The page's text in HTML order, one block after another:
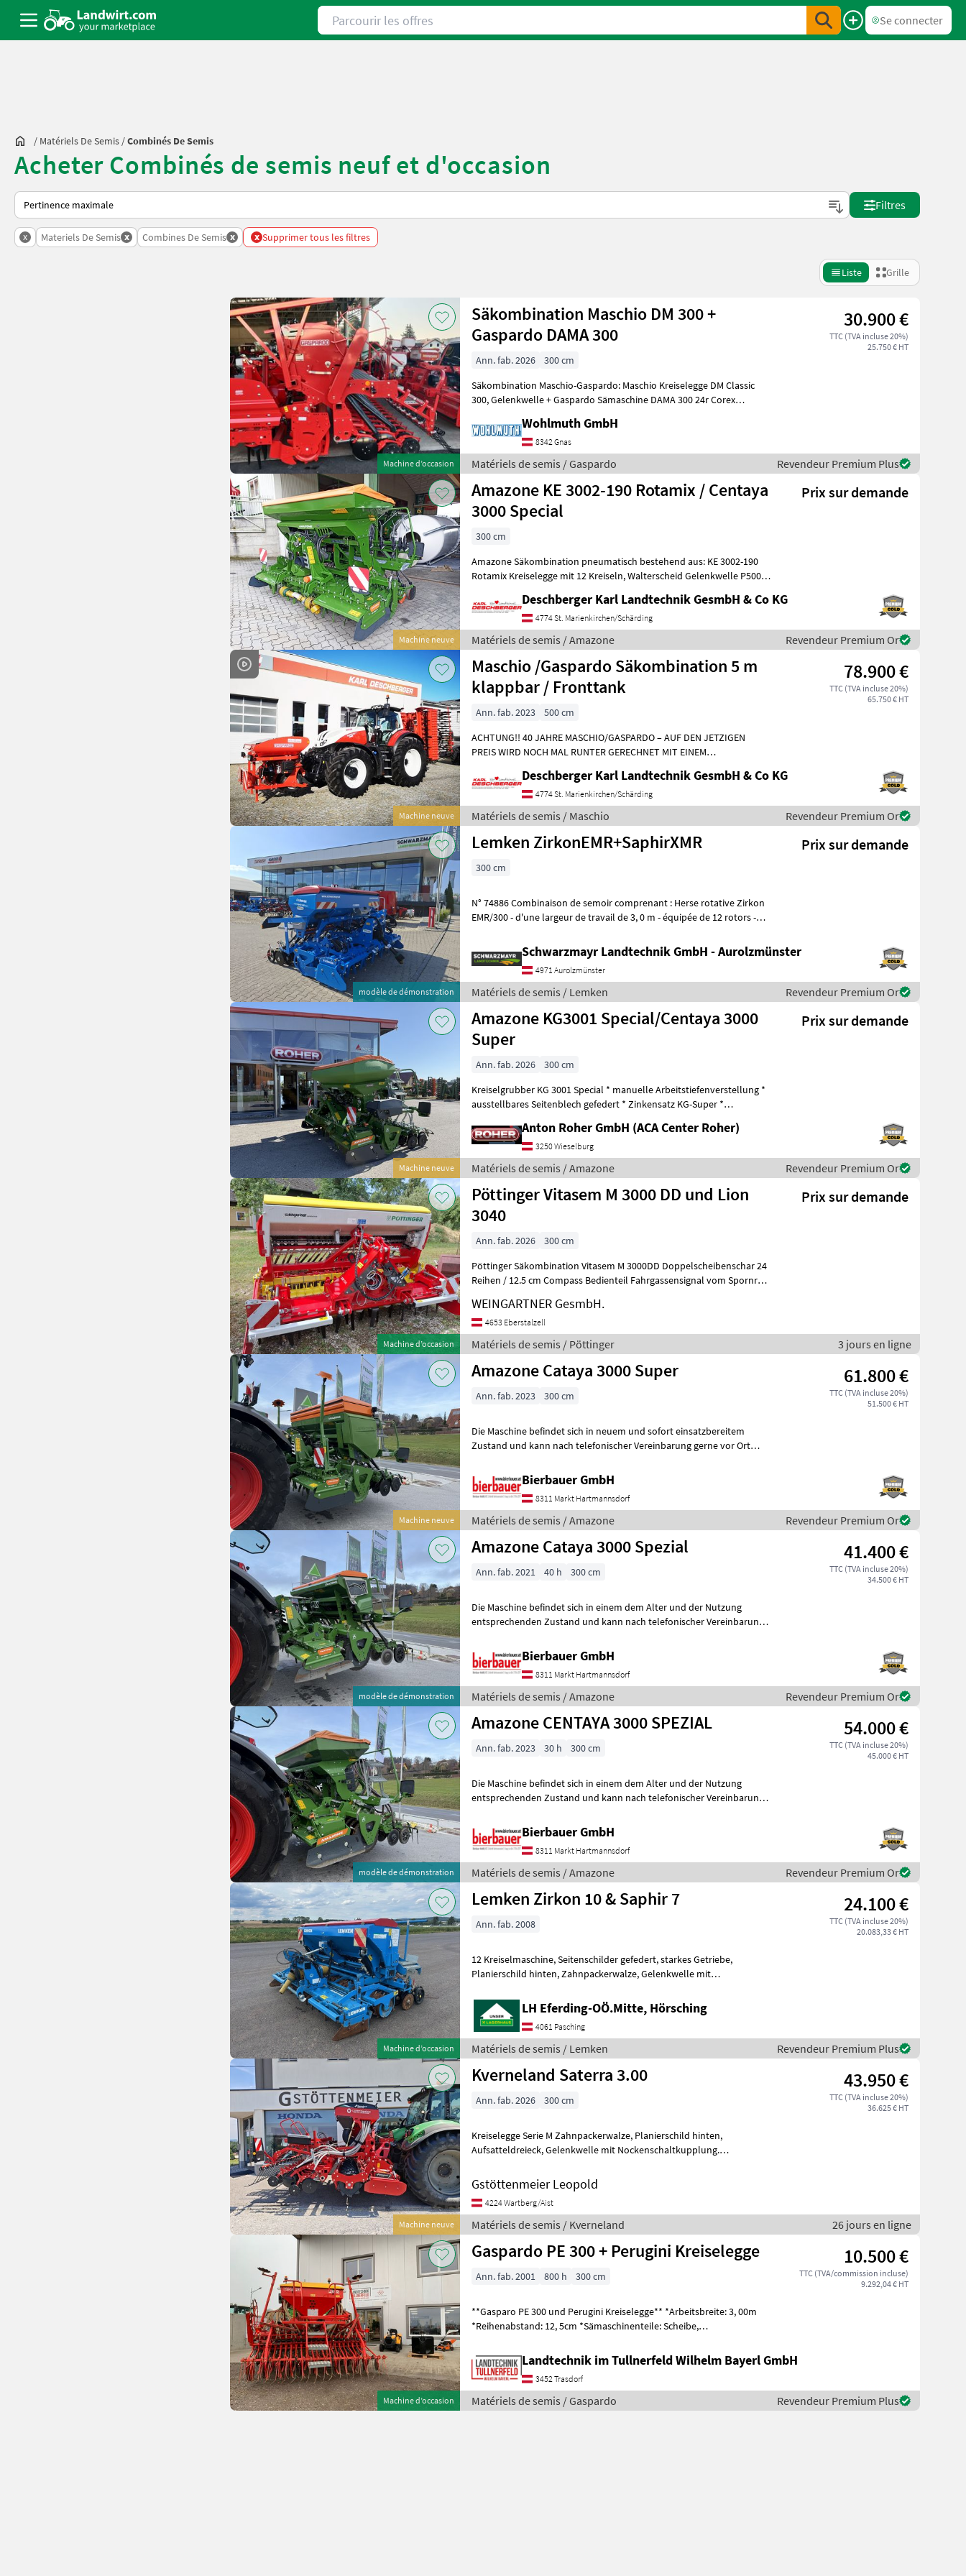
Parcourir les offres
Se connecter
/ Matériels De Semis /Combinés De Semis
Acheter Combinés de semis neuf et d'occasion
Voici comment les annonces sont triées sur Landwirt.com
Filtres
x Materiels De Semis x Combines De Semis x x Supprimer tous les filtres
Liste Grille
Machine d’occasion
Säkombination Maschio DM 300 +
Gaspardo DAMA 300
30.900 €
TTC (TVA incluse 20%)
25.750 € HT
Ann. fab. 2026
300 cm
Säkombination Maschio-Gaspardo: Maschio Kreiselegge DM Classic
300, Gelenkwelle + Gaspardo Sämaschine DAMA 300 24r Corex
Wohlmuth GmbH
8342 Gnas
Matériels de semis / Gaspardo Revendeur Premium Plus
Machine neuve
Amazone KE 3002-190 Rotamix / Centaya
3000 Special
Prix sur demande
300 cm
Amazone Säkombination pneumatisch bestehend aus: KE 3002-190
Rotamix Kreiselegge mit 12 Kreiseln, Walterscheid Gelenkwelle P500
Deschberger Karl Landtechnik GesmbH & Co KG
4774 St. Marienkirchen/Schärding
Matériels de semis / Amazone Revendeur Premium Or
Machine neuve
Maschio /Gaspardo Säkombination 5 m
klappbar / Fronttank
78.900 €
TTC (TVA incluse 20%)
65.750 € HT
Ann. fab. 2023
500 cm
ACHTUNG!! 40 JAHRE MASCHIO/GASPARDO – AUF DEN JETZIGEN
PREIS WIRD NOCH MAL RUNTER GERECHNET MIT EINEM
klapp
Deschberger Karl Landtechnik GesmbH & Co KG
4774 St. Marienkirchen/Schärding
Matériels de semis / Maschio Revendeur Premium Or
modèle de démonstration
Lemken ZirkonEMR+SaphirXMR Prix sur demande
300 cm
N° 74886 Combinaison de semoir comprenant : Herse rotative Zirkon
EMR/300 - d'une largeur de travail de 3, 0 m - équipée de 12 rotors -
Schwarzmayr Landtechnik GmbH - Aurolzmünster
4971 Aurolzmünster
Matériels de semis / Lemken Revendeur Premium Or
Machine neuve
Amazone KG3001 Special/Centaya 3000
Super
Prix sur demande
Ann. fab. 2026
300 cm
Kreiselgrubber KG 3001 Special * manuelle Arbeitstiefenverstellung *
ausstellbares Seitenblech gefedert * Zinkensatz KG-Super *
Anton Roher GmbH (ACA Center Roher)
3250 Wieselburg
Matériels de semis / Amazone Revendeur Premium Or
Machine d’occasion
Pöttinger Vitasem M 3000 DD und Lion
3040
Prix sur demande
Ann. fab. 2026
300 cm
Pöttinger Säkombination Vitasem M 3000DD Doppelscheibenschar 24
Reihen / 12.5 cm Compass Bedienteil Fahrgassensignal vom Spornrad
WEINGARTNER GesmbH.
4653 Eberstalzell
Matériels de semis / Pöttinger 3 jours en ligne
Machine neuve
Amazone Cataya 3000 Super 61.800 €
TTC (TVA incluse 20%)
51.500 € HT
Ann. fab. 2023 300 cm
Die Maschine befindet sich in neuem und sofort einsatzbereitem
Zustand und kann nach telefonischer Vereinbarung gerne vor Ort
Bierbauer GmbH
8311 Markt Hartmannsdorf
Matériels de semis / Amazone Revendeur Premium Or
modèle de démonstration
Amazone Cataya 3000 Spezial 41.400 €
TTC (TVA incluse 20%)
34.500 € HT
Ann. fab. 2021 40 h 300 cm
Die Maschine befindet sich in einem dem Alter und der Nutzung
entsprechenden Zustand und kann nach telefonischer Vereinbarung
Bierbauer GmbH
8311 Markt Hartmannsdorf
Matériels de semis / Amazone Revendeur Premium Or
modèle de démonstration
Amazone CENTAYA 3000 SPEZIAL 54.000 €
TTC (TVA incluse 20%)
45.000 € HT
Ann. fab. 2023 30 h 300 cm
Die Maschine befindet sich in einem dem Alter und der Nutzung
entsprechenden Zustand und kann nach telefonischer Vereinbarung
Bierbauer GmbH
8311 Markt Hartmannsdorf
Matériels de semis / Amazone Revendeur Premium Or
Machine d’occasion
Lemken Zirkon 10 & Saphir 7 24.100 €
TTC (TVA incluse 20%)
20.083,33 € HT
Ann. fab. 2008
12 Kreiselmaschine, Seitenschilder gefedert, starkes Getriebe,
Planierschild hinten, Zahnpackerwalze, Gelenkwelle mit
LH Eferding-OÖ.Mitte, Hörsching
4061 Pasching
Matériels de semis / Lemken Revendeur Premium Plus
Machine neuve
Kverneland Saterra 3.00 43.950 €
TTC (TVA incluse 20%)
36.625 € HT
Ann. fab. 2026 300 cm
Kreiselegge Serie M Zahnpackerwalze, Planierschild hinten,
Aufsatteldreieck, Gelenkwelle mit Nockenschaltkupplung.
Gstöttenmeier Leopold
4224 Wartberg/Aist
Matériels de semis / Kverneland 26 jours en ligne
Machine d’occasion
Gaspardo PE 300 + Perugini Kreiselegge 10.500 €
TTC (TVA/commission incluse)
9.292,04 € HT
Ann. fab. 2001 800 h 300 cm
**Gasparo PE 300 und Perugini Kreiselegge** *Arbeitsbreite: 3, 00m
*Reihenabstand: 12, 5cm *Sämaschinenteile: Scheibe,
Landtechnik im Tullnerfeld Wilhelm Bayerl GmbH
3452 Trasdorf
Matériels de semis / Gaspardo Revendeur Premium Plus